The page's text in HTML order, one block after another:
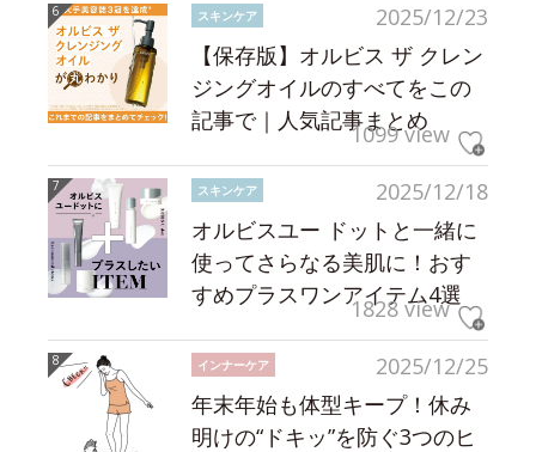
2025/12/23
スキンケア
【保存版】オルビス ザ クレン
ジングオイルのすべてをこの
記事で｜人気記事まとめ
1099 view
2025/12/18
スキンケア
オルビスユー ドットと一緒に
使ってさらなる美肌に！おす
すめプラスワンアイテム4選
1828 view
2025/12/25
インナーケア
年末年始も体型キープ！休み
明けの“ドキッ”を防ぐ3つのヒ